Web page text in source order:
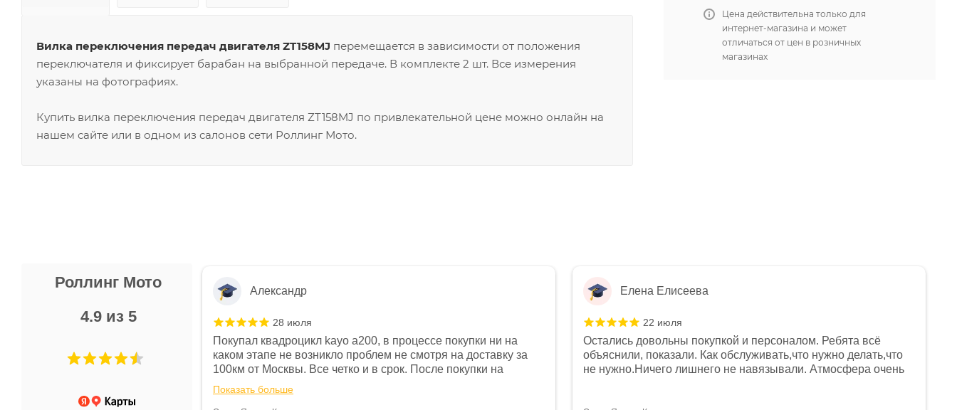
Вилка переключения передач двигателя ZT158MJ перемещается в зависимости от положения
переключателя и фиксирует барабан на выбранной передаче. В комплекте 2 шт. Все измерения
указаны на фотографиях.
Купить вилка переключения передач двигателя ZT158MJ по привлекательной цене можно онлайн на
нашем сайте или в одном из салонов сети Роллинг Мото.
Цена действительна только для
интернет-магазина и может
отличаться от цен в розничных
магазинах
Роллинг Мото
4.9 из 5
Не понравились условия
и дают только на год)
Александр
28 июля
Покупал квадроцикл kayo a200, в процессе покупки ни на
каком этапе не возникло проблем не смотря на доставку за
100км от Москвы. Все четко и в срок. После покупки на
спидометре всегда был 0, при этом представители магазина
постоянно были на связи и в итоге проблема была решена.
Показать больше
Елена Елисеева
22 июля
Остались довольны покупкой и персоналом. Ребята всё
объяснили, показали. Как обслуживать,что нужно делать,что
не нужно.Ничего лишнего не навязывали. Атмосфера очень